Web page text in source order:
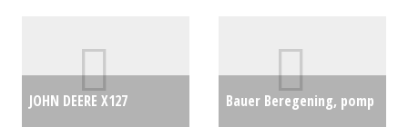
JOHN DEERE X127
Bauer Beregening, pomp